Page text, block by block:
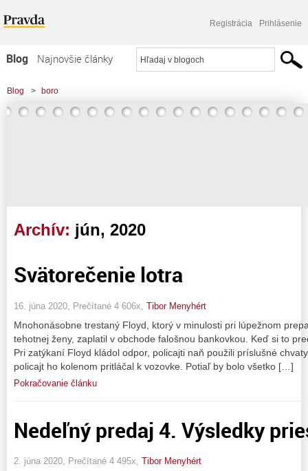
Registrácia Prihlásenie
Blog
Najnovšie články
Najčítanejšie články
Najkomentovanejšie články
Blog > boro
Archív: jún, 2020
Svätorečenie lotra
16. júna 2020, Prečítané 4 606x, Tibor Menyhért
Mnohonásobne trestaný Floyd, ktorý v minulosti pri lúpežnom
tehotnej ženy, zaplatil v obchode falošnou bankovkou. Keď si to
Pri zatýkaní Floyd kládol odpor, policajti naň použili príslušné
policajt ho kolenom pritláčal k vozovke. Potiaľ by bolo všetko […]
Pokračovanie článku
Nedeľný predaj 4. Výsledky
2. júna 2020, Prečítané 4 495x, Tibor Menyhért